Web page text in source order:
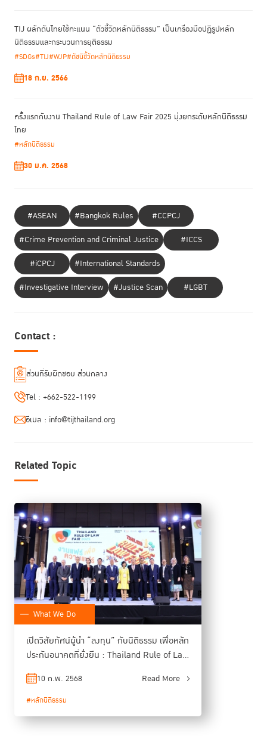
ยกระดับขีดความสามารถในการแข่งขันของประเทศ:
นานาประเทศที่ได้รับ
การยอมรับว่ามีขีดความสามารถในการแข่งขันสูง ล้วนมีดัชนีชี้วัดด้านหลัก
นิติธรรมที่ดีเยี่ยม การยกระดับเรื่องนี้จึงเป็นปัจจัยสำคัญในการนำพา
ประเทศไทยสู่มาตรฐานสากล
อย่างไรก็ตาม ที่ผ่านมาการปฏิรูปหลักนิติธรรมนั้นยังไม่ประสบความสำเร็จ โดย
ระบบว่าเป็นโครงสร้างพื้นฐานที่เกี่ยวข้องกับทั้งระบบ แต่มองว่าหลักนิติธรรม
เป็นนามธรรม มีความซับซ้อน ถูกมองแบบแยกส่วน และถูกเข้าใจว่าเป็นเรื่อง
ของนักกฎหมาย
ประการ โดยการดำเนินการของ The World Justice Project ซึ่งประกอบด้วย
การจำกัดอำนาจรัฐและการตรวจสอบถ่วงดุล การปราศจากการทุจริต ความ
โปร่งใสของภาครัฐ การคุ้มครองสิทธิขั้นพื้นฐาน ความสงบเรียบร้อยและความ
มั่นคง ประสิทธิภาพในการบังคับใช้กฎหมาย ประสิทธิผลของกระบวนการ
ยุติธรรมทางแพ่ง ประสิทธิผลของกระบวนการยุติธรรมทางอาญา (สามารถอ่าน
รายงานดัชนีชี้วัดหลักนิติธรรม ประจำปี 2567 ได้ที่นี่
https://worldjusticeproject.org/rule-of-law-index/)
ประธานกรรมการ TIJ ย้ำทิ้งท้ายด้วยว่า ถึงเวลาแล้วที่จะต้องเผชิญหน้ากับ
ปัญหานี้อย่างจริงจัง โดยการปฏิรูปหลักนิติธรรมให้เป็นโครงสร้างพื้นฐานของ
ชาติ ต้องได้รับการผลักดันให้เป็นวาระแห่งชาติที่ทุกภาคส่วนมีความเข้าใจร่วม
กัน และใช้มาตรฐานสากลและแนวปฏิบัติที่ทั่วโลกได้ดำเนินการมาอยู่แล้วเป็น
เครื่องชี้นำ อีกทั้งต้องเชื่อมั่นในระบอบประชาธิปไตยที่มุ่งรับผิดชอบต่อ
ประชาชนซึ่งจะเกิดขึ้นได้ต้องอาศัย"ธรรมาภิบาล" (Good Governance)
ธรรมาภิบาลจะบังเกิดผลได้จริง ก็ต่อเมื่อมี "หลักนิติธรรม" เป็นเครื่องมือค้ำจุน
ที่สำคัญอีกประการคือการเปลี่ยนแปลงนี้จะสำเร็จได้ มิใช่เพียงด้วยความเข้าใจ
ในข้อกฎหมาย แต่ต้องอาศัยการสร้างวัฒนธรรม "พลเมืองที่ตื่นรู้" (Active
Citizen)ที่ประชาชนเข้าใจในสิทธิ ควบคู่กับหน้าที่และความรับผิดชอบต่อสังคม
ความร่วมมือจากทุกฝ่าย ดังนั้นทุกฝ่ายจึงต้องร่วมกันผลักดันให้ภาครัฐ โดย
นิติธรรม และมุ่งมั่นดำเนินการให้เกิดผลลัพธ์ที่เป็นรูปธรรม เพื่อเรียกคืนความ
เชื่อมั่นและสร้างอนาคตที่มั่นคงให้แก่ประเทศไทย
TIJ ผลักดันไทยใช้คะแนน “ตัวชี้วัดหลักนิติธรรม” เป็นเครื่องมือปฏิรูปหลัก
นิติธรรมและกระบวนการยุติธรรม
#SDGs#TIJ#WJP#ดัชนีชี้วัดหลักนิติธรรม
18 ก.ย. 2566
ครั้งแรกกับงาน Thailand Rule of Law Fair 2025 มุ่งยกระดับหลักนิติธรรม
ไทย
#หลักนิติธรรม
30 ม.ค. 2568
#ASEAN #Bangkok Rules
#CCPCJ
#Crime Prevention and Criminal Justice
#ICCS
#iCPCJ
#International Standards
#Investigative Interview
#Justice Scan #LGBT
Contact :
ส่วนที่รับผิดชอบ ส่วนกลาง
Tel : +662-522-1199
อีเมล : info@tijthailand.org
Related Topic
What We Do
เปิดวิสัยทัศน์ผู้นำ “ลงทุน” กับนิติธรรม เพื่อหลัก
ประกันอนาคตที่ยั่งยืน : Thailand Rule of Law
Fair 2025
10 ก.พ. 2568 Read More
#หลักนิติธรรม